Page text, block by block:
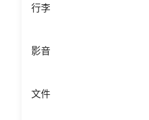
行李
影音
文件